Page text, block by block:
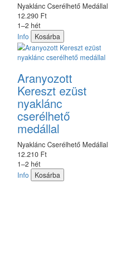
Nyaklánc Cserélhető Medállal
12.290 Ft
1–2 hét
Info
Kosárba
Aranyozott
Kereszt ezüst
nyaklánc
cserélhető
medállal
Nyaklánc Cserélhető Medállal
12.210 Ft
1–2 hét
Info
Kosárba